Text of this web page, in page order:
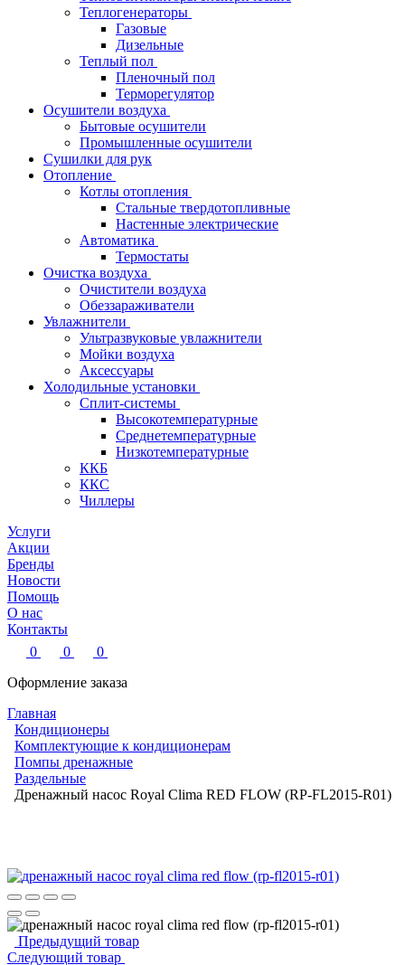
Теплогенераторы
Газовые
Дизельные
Теплый пол
Пленочный пол
Терморегулятор
Осушители воздуха
Бытовые осушители
Промышленные осушители
Сушилки для рук
Отопление
Котлы отопления
Стальные твердотопливные
Настенные электрические
Автоматика
Термостаты
Очистка воздуха
Очистители воздуха
Обеззараживатели
Увлажнители
Ультразвуковые увлажнители
Мойки воздуха
Аксессуары
Холодильные установки
Сплит-системы
Высокотемпературные
Среднетемпературные
Низкотемпературные
ККБ
ККС
Чиллеры
Услуги
Акции
Бренды
Новости
Помощь
О нас
Контакты
0
0
0
Оформление заказа
Главная
Кондиционеры
Комплектующие к кондиционерам
Помпы дренажные
Раздельные
Дренажный насос Royal Clima RED FLOW (RP-FL2015-R01)
Предыдущий товар
Следующий товар